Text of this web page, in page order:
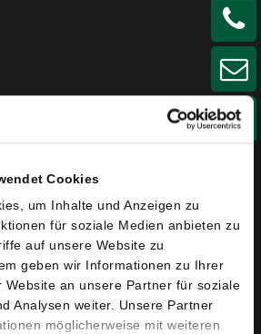
Cookies
um Inhalte und Anzeigen zu
für soziale Medien anbieten zu
auf unsere Website zu
geben wir Informationen zu Ihrer
Website an unsere Partner für soziale
Analysen weiter. Unsere Partner
möglicherweise mit weiteren